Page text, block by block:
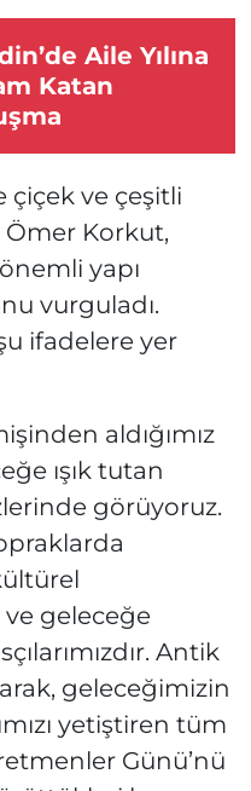
Aile Yılına
Katan
ve çeşitli
Korkut,
yapı
vurguladı.
ifadelere yer
aldığımız
ışık tutan
görüyoruz.
geleceğe
Antik
geleceğimizin
yetiştiren tüm
Günü’nü